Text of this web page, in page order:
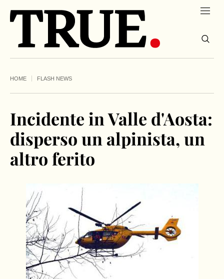
HOME FLASH NEWS
Incidente in Valle d'Aosta:
disperso un alpinista, un
altro ferito